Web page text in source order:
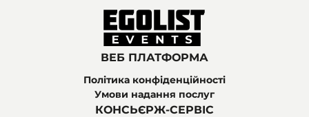
ВЕБ ПЛАТФОРМА
Політика конфіденційності
Умови надання послуг
КОНСЬЄРЖ-СЕРВІС